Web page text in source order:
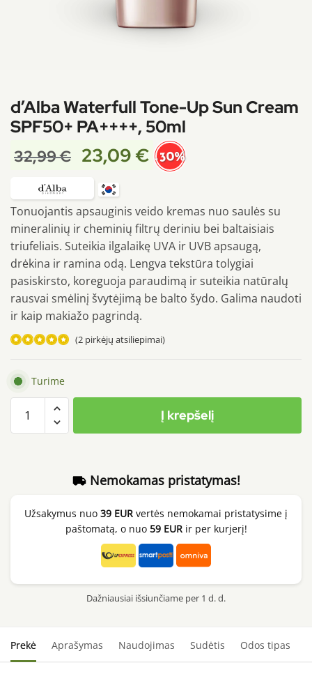
d’Alba Waterfull Tone-Up Sun Cream
SPF50+ PA++++, 50ml
32,99€ 23,09 € -30%
Tonuojantis apsauginis veido kremas nuo saulės su
mineralinių ir cheminių filtrų deriniu bei baltaisiais
triufeliais. Suteikia ilgalaikę UVA ir UVB apsaugą,
drėkina ir ramina odą. Lengva tekstūra tolygiai
pasiskirsto, koreguoja paraudimą ir suteikia natūralų
rausvai smėlinį švytėjimą be balto šydo. Galima naudoti
ir kaip makiažo pagrindą.
5.00iš 5
įvertinimų:
(2 pirkėjų atsiliepimai)
Turime
kiekis:
Cream
Į krepšelį
Nemokamas pristatymas!
Užsakymus nuo 39 EUR vertės nemokamai pristatysime į
paštomatą, o nuo 59 EURir per kurjerį!
Dažniausiai išsiunčiame per 1 d. d.
Prekė Aprašymas Naudojimas Sudėtis Odos tipas